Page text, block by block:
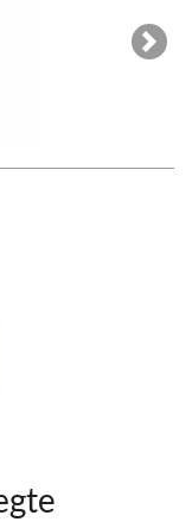
Next